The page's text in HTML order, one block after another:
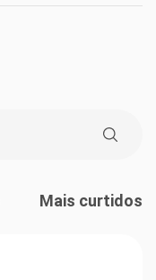
Mais curtidos